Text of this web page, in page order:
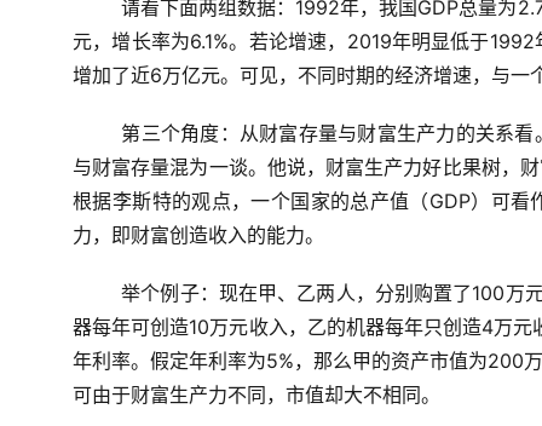
请看下面两组数据： 1992年，我国GDP总量为
元，增长率为6.1%。若论增速， 2019年明显低于1992
增加了近6万亿元。可见，不同时期的经济增速，与
第三个角度：从财富存量与财富生产力的关系
与财富存量混为一谈。他说，财富生产力好比果树，
根据李斯特的观点，一个国家的总产值（GDP）可看
力，即财富创造收入的能力。
举个例子：现在甲、乙两人，分别购置了100万
器每年可创造10万元收入，乙的机器每年只创造4万元
年利率。假定年利率为5%，那么甲的资产市值为200
可由于财富生产力不同，市值却大不相同。